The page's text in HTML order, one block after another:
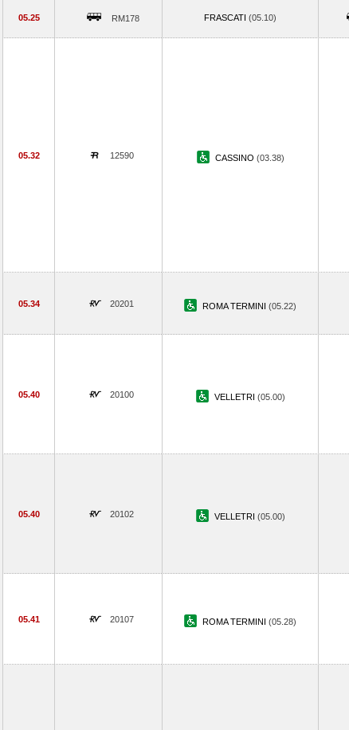
05.25 RM178 FRASCATI (05.10)
05.32 12590 CASSINO (03.38)
05.34 20201 ROMA TERMINI (05.22)
05.40 20100 VELLETRI (05.00)
05.40 20102 VELLETRI (05.00)
05.41 20107 ROMA TERMINI (05.28)